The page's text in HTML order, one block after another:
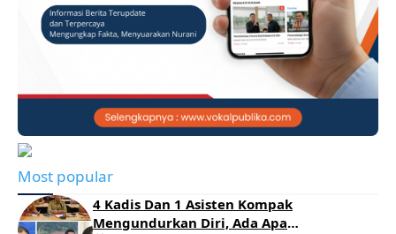
Most popular
4 Kadis Dan 1 Asisten Kompak
Mengundurkan Diri, Ada Apa